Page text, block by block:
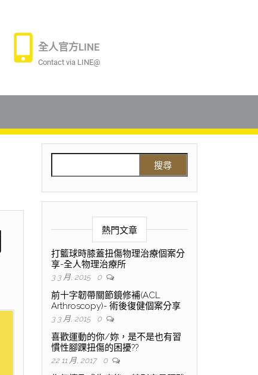
全人官方LINE
Contact via LINE@
熱門文章
打籃球時膝蓋扭傷物理治療個案分
享-全人物理治療所
3 3 月, 2015 0
前十字韌帶關節鏡修補(ACL
Arthroscopy)- 術後復健個案分享
3 3 月, 2015 0
喜歡運動的你/妳，是不是也有習
慣性腳踝扭傷的困擾??
22 11 月, 2017 0